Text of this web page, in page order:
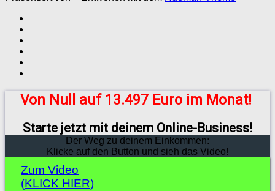
Von Null auf 13.497 Euro im Monat!
Starte jetzt mit deinem Online-Business!
Der Weg zu deinem Einkommen:
Klicke auf den Button und sieh das Video!
Zum Video
(KLICK HIER)